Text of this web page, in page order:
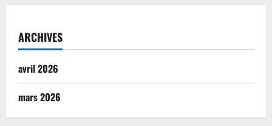
ARCHIVES
avril 2026
mars 2026